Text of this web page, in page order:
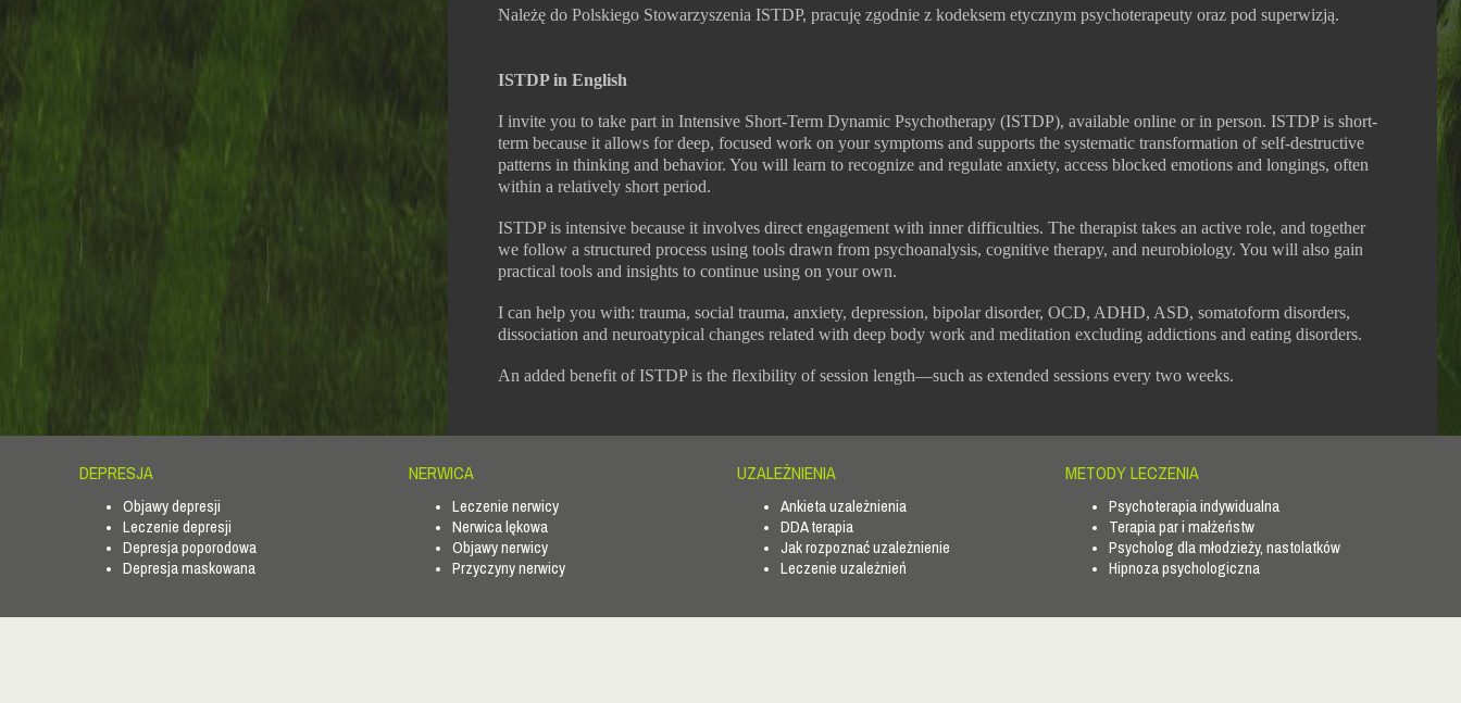
Należę do Polskiego Stowarzyszenia ISTDP, pracuję zgodnie z kodeksem etycznym psychoterapeuty oraz pod superwizją.
ISTDP in English
I invite you to take part in Intensive Short-Term Dynamic Psychotherapy (ISTDP), available online or in person. ISTDP is short-
term because it allows for deep, focused work on your symptoms and supports the systematic transformation of self-destructive
patterns in thinking and behavior. You will learn to recognize and regulate anxiety, access blocked emotions and longings, often
within a relatively short period.
ISTDP is intensive because it involves direct engagement with inner difficulties. The therapist takes an active role, and together
we follow a structured process using tools drawn from psychoanalysis, cognitive therapy, and neurobiology. You will also gain
practical tools and insights to continue using on your own.
I can help you with: trauma, social trauma, anxiety, depression, bipolar disorder, OCD, ADHD, ASD, somatoform disorders,
dissociation and neuroatypical changes related with deep body work and meditation excluding addictions and eating disorders.
An added benefit of ISTDP is the flexibility of session length—such as extended sessions every two weeks.
DEPRESJA
Objawy depresji
Leczenie depresji
Depresja poporodowa
Depresja maskowana
NERWICA
Leczenie nerwicy
Nerwica lękowa
Objawy nerwicy
Przyczyny nerwicy
UZALEŻNIENIA
Ankieta uzależnienia
DDA terapia
Jak rozpoznać uzależnienie
Leczenie uzależnień
METODY LECZENIA
Psychoterapia indywidualna
Terapia par i małżeństw
Psycholog dla młodzieży, nastolatków
Hipnoza psychologiczna